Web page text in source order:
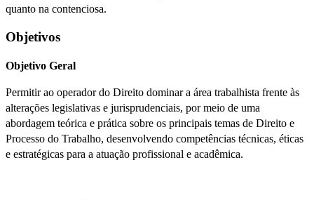
quanto na contenciosa.
Objetivos
Objetivo Geral
Permitir ao operador do Direito dominar a área trabalhista frente às
alterações legislativas e jurisprudenciais, por meio de uma
abordagem teórica e prática sobre os principais temas de Direito e
Processo do Trabalho, desenvolvendo competências técnicas, éticas
e estratégicas para a atuação profissional e acadêmica.